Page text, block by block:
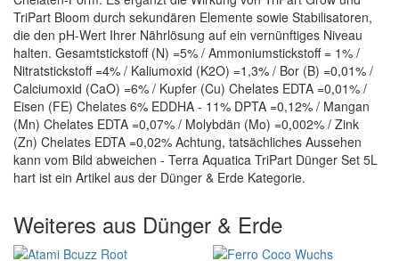
TriPart Bloom durch sekundären Elemente sowie Stabilisatoren,
die den pH-Wert Ihrer Nährlösung auf ein vernünftiges Niveau
halten. Gesamtstickstoff (N) =5% / Ammoniumstickstoff = 1% /
Nitratstickstoff =4% / Kaliumoxid (K2O) =1,3% / Bor (B) =0,01% /
Calciumoxid (CaO) =6% / Kupfer (Cu) Chelates EDTA =0,01% /
Eisen (FE) Chelates 6% EDDHA - 11% DPTA =0,12% / Mangan
(Mn) Chelates EDTA =0,07% / Molybdän (Mo) =0,002% / Zink
(Zn) Chelates EDTA =0,02% Achtung, tatsächliches Aussehen
kann vom Bild abweichen - Terra Aquatica TriPart Dünger Set 5L
hart ist ein Artikel aus der Dünger & Erde Kategorie.
Weiteres aus Dünger & Erde